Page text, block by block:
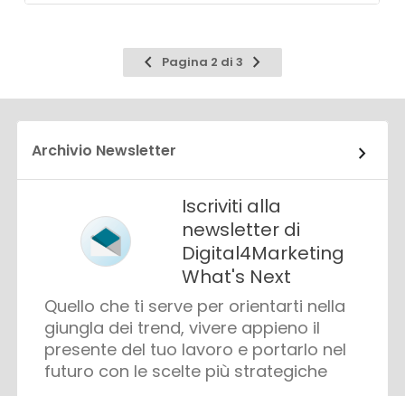
Pagina
precedente
Pagina 2 di 3
Pagina
successiva
Archivio Newsletter
Iscriviti alla
newsletter di
Digital4Marketing
What's Next
Quello che ti serve per orientarti nella
giungla dei trend, vivere appieno il
presente del tuo lavoro e portarlo nel
futuro con le scelte più strategiche